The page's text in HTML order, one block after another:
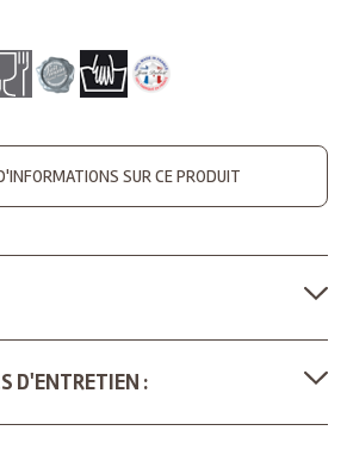
SUR CE PRODUIT
D'ENTRETIEN :